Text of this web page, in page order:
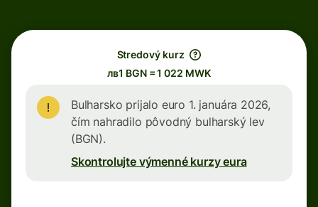
Stredový kurz
лв1 BGN = 1 022 MWK
Bulharsko prijalo euro 1. januára 2026,
čím nahradilo pôvodný bulharský lev
(BGN).
Skontrolujte výmenné kurzy eura